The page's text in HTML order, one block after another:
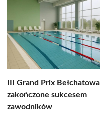
III Grand Prix Bełchatowa
zakończone sukcesem
zawodników